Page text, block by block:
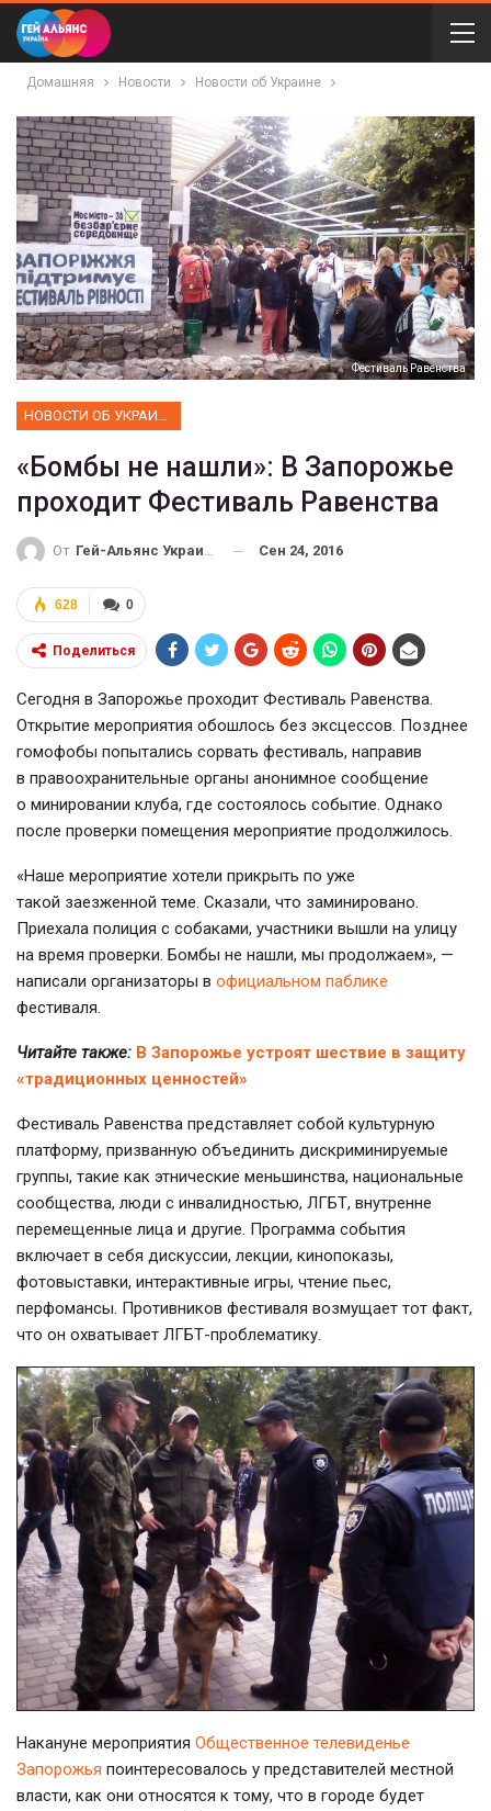
Домашняя Новости Новости об Украине
Фестиваль Равенства
«Бомбы не нашли»: В Запорожье
проходит Фестиваль Равенства
От Гей-Альянс Украина Сен 24, 2016
0
628
Поделиться
Сегодня в Запорожье проходит Фестиваль Равенства.
Открытие мероприятия обошлось без эксцессов. Позднее
гомофобы попытались сорвать фестиваль, направив
в правоохранительные органы анонимное сообщение
о минировании клуба, где состоялось событие. Однако
после проверки помещения мероприятие продолжилось.
«Наше мероприятие хотели прикрыть по уже
такой заезженной теме. Сказали, что заминировано.
Приехала полиция с собаками, участники вышли на улицу
на время проверки. Бомбы не нашли, мы продолжаем», —
написали организаторы в официальном паблике
фестиваля.
Читайте также: В Запорожье устроят шествие в защиту
«традиционных ценностей»
Фестиваль Равенства представляет собой культурную
платформу, призванную объединить дискриминируемые
группы, такие как этнические меньшинства, национальные
сообщества, люди с инвалидностью, ЛГБТ, внутренне
перемещенные лица и другие. Программа события
включает в себя дискуссии, лекции, кинопоказы,
фотовыставки, интерактивные игры, чтение пьес,
перфомансы. Противников фестиваля возмущает тот факт,
что он охватывает ЛГБТ-проблематику.
Накануне мероприятия Общественное телевиденье
Запорожья поинтересовалось у представителей местной
власти, как они относятся к тому, что в городе будет